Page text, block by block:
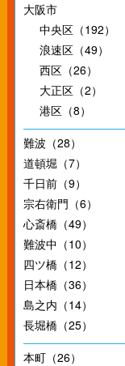
大阪市
中央区（192）
浪速区（49）
西区（26）
大正区（2）
港区（8）
難波（28）
道頓堀（7）
千日前（9）
宗右衛門（6）
心斎橋（49）
難波中（10）
四ツ橋（12）
日本橋（36）
島之内（14）
長堀橋（25）
本町（26）